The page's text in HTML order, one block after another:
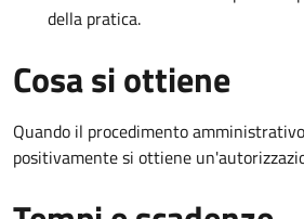
della pratica.
Cosa si ottiene
Quando il procedimento
positivamente si ottiene